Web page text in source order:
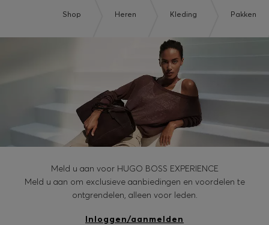
Shop Heren Kleding Pakken
Meld u aan voor HUGO BOSS EXPERIENCE
Meld u aan om exclusieve aanbiedingen en voordelen te
ontgrendelen, alleen voor leden.
Inloggen/aanmelden